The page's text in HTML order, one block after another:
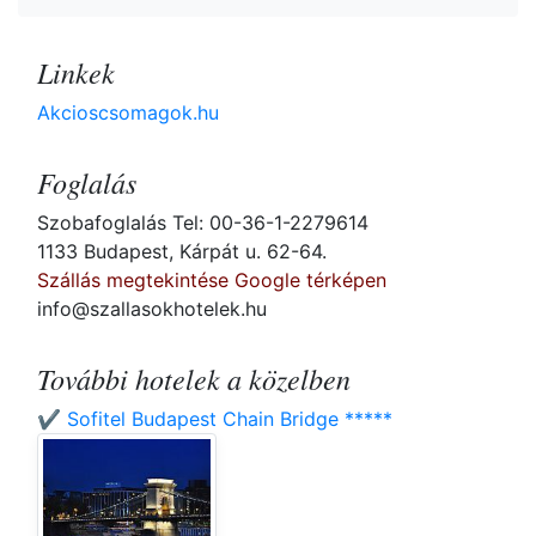
Linkek
Akcioscsomagok.hu
Foglalás
Szobafoglalás Tel: 00-36-1-2279614
1133 Budapest, Kárpát u. 62-64.
Szállás megtekintése Google térképen
info@szallasokhotelek.hu
További hotelek a közelben
✔️ Sofitel Budapest Chain Bridge *****